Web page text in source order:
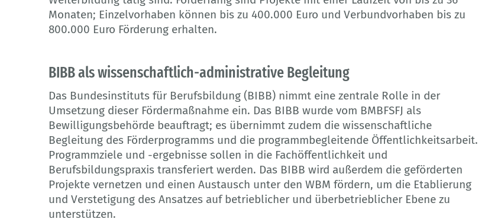
Monaten; Einzelvorhaben können bis zu 400.000 Euro und Verbundvorhaben bis zu
800.000 Euro Förderung erhalten.
BIBB als wissenschaftlich-administrative Begleitung
Das Bundesinstituts für Berufsbildung (BIBB) nimmt eine zentrale Rolle in der
Umsetzung dieser Fördermaßnahme ein. Das BIBB wurde vom BMBFSFJ als
Bewilligungsbehörde beauftragt; es übernimmt zudem die wissenschaftliche
Begleitung des Förderprogramms und die programmbegleitende Öffentlichkeitsarbeit.
Programmziele und -ergebnisse sollen in die Fachöffentlichkeit und
Berufsbildungspraxis transferiert werden. Das BIBB wird außerdem die geförderten
Projekte vernetzen und einen Austausch unter den WBM fördern, um die Etablierung
und Verstetigung des Ansatzes auf betrieblicher und überbetrieblicher Ebene zu
unterstützen.